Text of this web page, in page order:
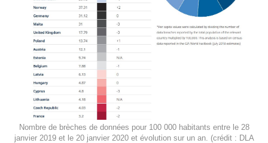
Nombre de brèches de données pour 100 000 habitants entre le 28
janvier 2019 et le 20 janvier 2020 et évolution sur un an. (crédit : DLA